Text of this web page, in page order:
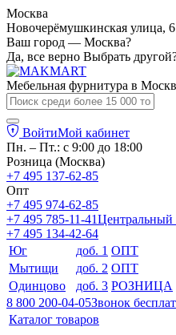
Москва
Новочерёмушкинская улица,
Ваш город — Москва?
Да, все верно Выбрать
Мебельная фурнитура в
ВойтиМой кабинет
Пн. – Пт.: с 9:00 до 18:00
Розница (Москва)
+7 495 137-62-85
Опт
+7 495 974-62-85
+7 495 785-11-41Центральный
+7 495 134-42-64
Юг
доб. 1 ОПТ
Мытищи
доб. 2 ОПТ
Одинцово
доб. 3 РОЗНИЦА
8 800 200-04-05Звонок
Каталог товаров